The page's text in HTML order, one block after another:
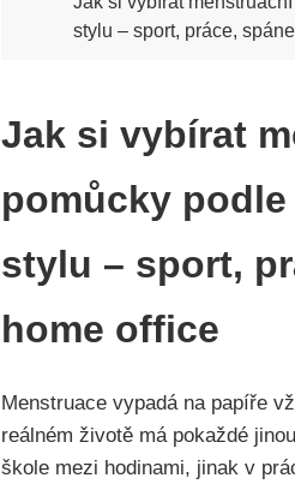
navigace
stylu – sport, práce,
Jak si vybírat
pomůcky
stylu – sport,
home office
Menstruace vypadá na papíře
reálném životě má pokaždé
škole mezi hodinami, jinak v